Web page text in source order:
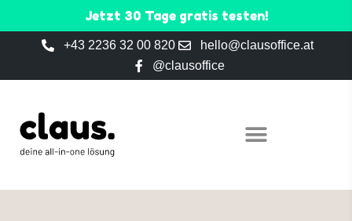
Jetzt 30 Tage gratis testen!
+43 2236 32 00 820
hello@clausoffice.at
@clausoffice